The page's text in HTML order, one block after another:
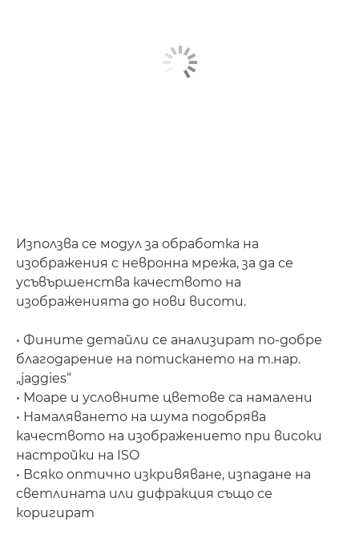
Използва се модул за обработка на
изображения с невронна мрежа, за да се
усъвършенства качеството на
изображенията до нови висоти.
• Фините детайли се анализират по-добре
благодарение на потискането на т.нар.
„jaggies“
• Моаре и условните цветове са намалени
• Намаляването на шума подобрява
качеството на изображението при високи
настройки на ISO
• Всяко оптично изкривяване, изпадане на
светлината или дифракция също се
коригират